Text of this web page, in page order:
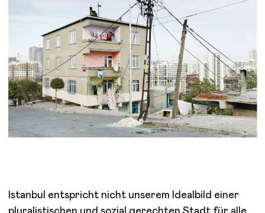
Istanbul entspricht nicht unserem Idealbild einer